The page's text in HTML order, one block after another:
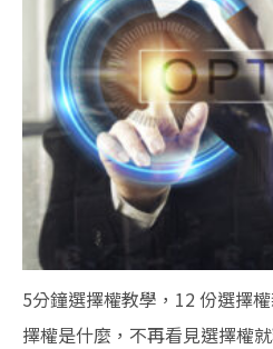
5分鐘選擇權教學，12 份選擇
擇權是什麼，不再看見選擇權就